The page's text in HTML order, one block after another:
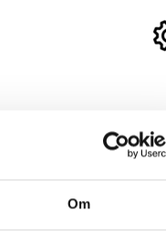
Om
Inga tecken